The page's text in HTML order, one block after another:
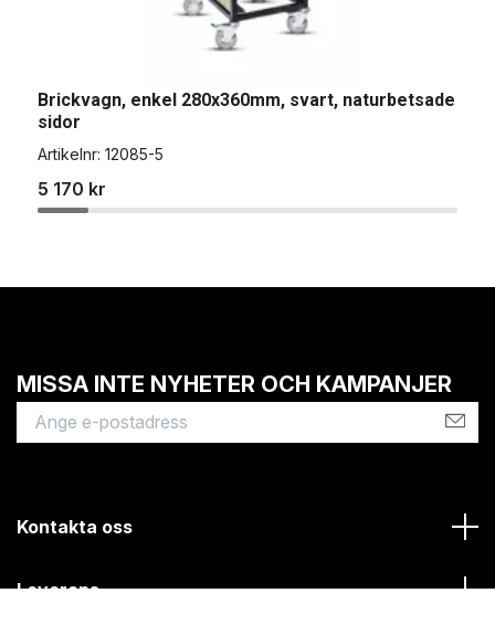
Brickvagn, enkel 280x360mm, svart, naturbetsade
sidor
Artikelnr: 12085-5
5 170 kr
MISSA INTE NYHETER OCH KAMPANJER
Kontakta oss
Leverans